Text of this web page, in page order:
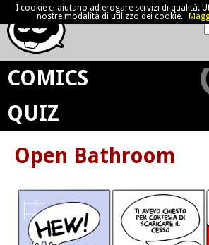
COMICS
QUIZ
Open Bathroom
I cookie ci aiutano ad erogare servizi di qualità.
nostre modalità di utilizzo dei cookie.